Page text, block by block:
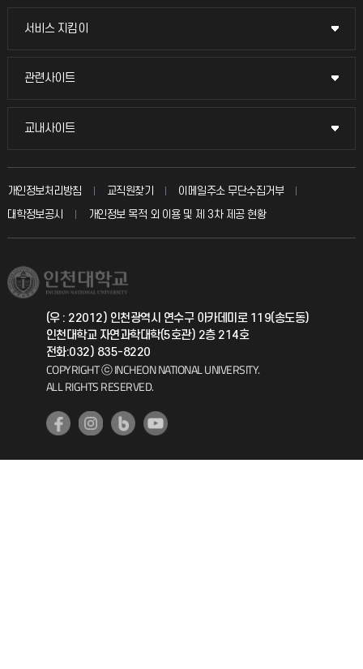
교무회의방송
입학안내
취업정보(학생)
서비스 지킴이
서비스 지킴이
묻고 답하기
칭찬마당
학생서비스 지킴이
관련사이트
관련사이트
국방헬프콜
총동문회
교내사이트
교내사이트
교수회
교육혁신본부
국제지원과
공자아카데미
기초교육원
공학교육혁신센터
개인정보처리방침 교직원찾기
이메일주소 무단수집거부
대학정보공시
개인정보 목적 외 이용 및 제 3차 제공 현황
(우 : 22012) 인천광역시 연수구 아카데미로 119(송도동)
인천대학교 자연과학대학(5호관) 2층 214호
전화:032) 835-8220
COPYRIGHT ⓒ INCHEON NATIONAL UNIVERSITY.
ALL RIGHTS RESERVED.